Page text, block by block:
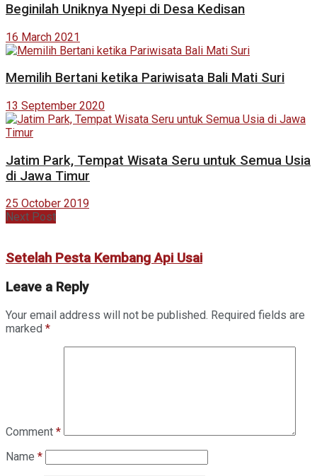
Beginilah Uniknya Nyepi di Desa Kedisan
16 March 2021
Memilih Bertani ketika Pariwisata Bali Mati Suri
13 September 2020
Jatim Park, Tempat Wisata Seru untuk Semua Usia
di Jawa Timur
25 October 2019
Next Post
Setelah Pesta Kembang Api Usai
Leave a Reply
Your email address will not be published. Required fields are
marked *
Comment *
Name *